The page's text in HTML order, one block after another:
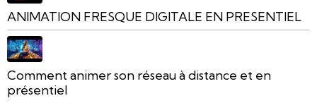
ANIMATION FRESQUE DIGITALE EN PRESENTIEL
Comment animer son réseau à distance et en
présentiel